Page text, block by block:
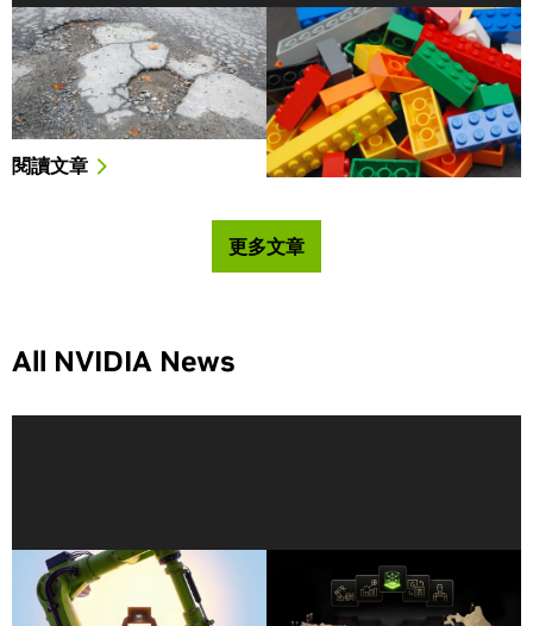
AI輕鬆馳乘：RoadBotics
利用AI技術助力道路養護
一月 15 日是 National
Pothole Day …
閱讀文章
技術奶爸利用 GPU 分類整
理兒子的樂高積木
作為當代“奶爸”， Francisc…
閱讀文章
更多文章
All NVIDIA News
NVIDIA 推出新款 Jetson
Thor 電腦，推動主流機器人
與邊緣 AI 發展
日本企業與新創以 NVIDIA
Nemotron 開放式模型打造產
業專屬 AI